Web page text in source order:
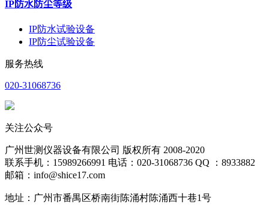
IP防水防尘等级
IP防水试验设备
IP防尘试验设备
服务热线
020-31068736
关注公众号
广州世测仪器设备有限公司 版权所有 2008-2020
联系手机：15989266991 电话：020-31068736 QQ ：8933882
邮箱：info@shice17.com
地址： 广州市番禺区桥南街陈涌村陈涌西十巷1号